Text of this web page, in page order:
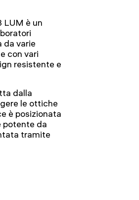
LUM è un
da varie
con vari
resistente e
dalla
le ottiche
è posizionata
potente da
tramite